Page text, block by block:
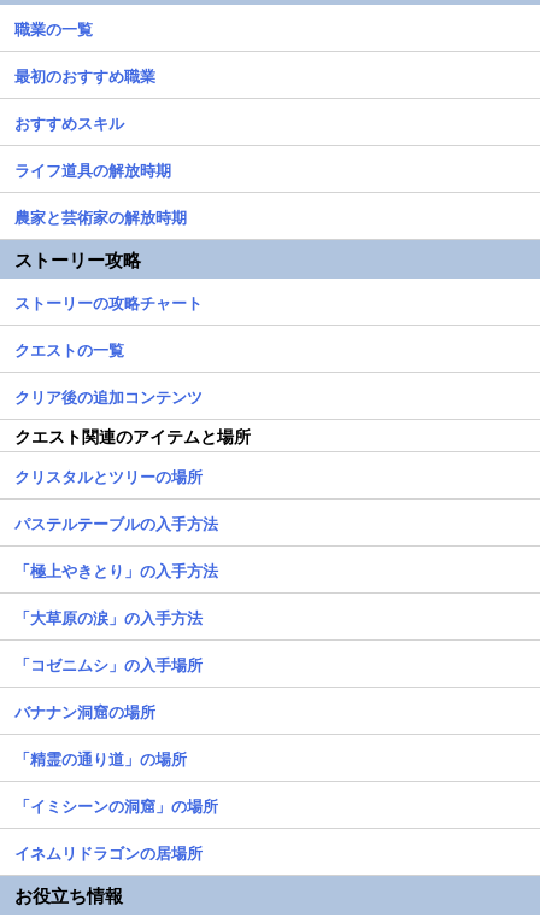
職業の一覧
最初のおすすめ職業
おすすめスキル
ライフ道具の解放時期
農家と芸術家の解放時期
ストーリー攻略
ストーリーの攻略チャート
クエストの一覧
クリア後の追加コンテンツ
クエスト関連のアイテムと場所
クリスタルとツリーの場所
パステルテーブルの入手方法
「極上やきとり」の入手方法
「大草原の涙」の入手方法
「コゼニムシ」の入手場所
バナナン洞窟の場所
「精霊の通り道」の場所
「イミシーンの洞窟」の場所
イネムリドラゴンの居場所
お役立ち情報